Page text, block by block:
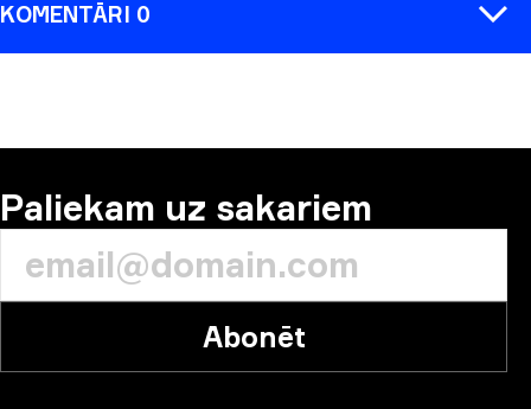
KOMENTĀRI 0
Paliekam uz sakariem
Abonēt